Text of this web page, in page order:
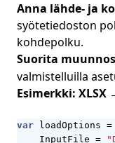
Anna lähde‑ ja
syötetiedoston
kohdepolku.
Suorita muunnos
valmistelluilla
Esimerkki: XLSX
var loadOptions =
InputFile =